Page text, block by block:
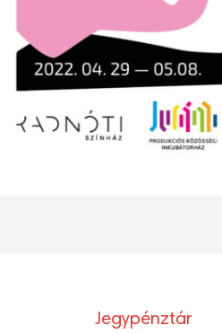
Jegypénztár